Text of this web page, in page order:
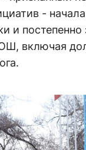
-
и
включая